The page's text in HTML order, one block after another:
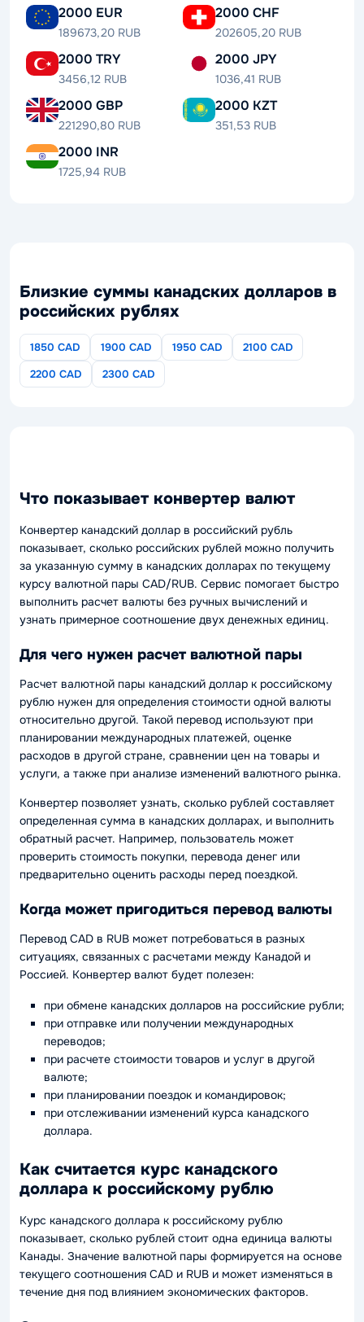
2000 EUR
189673,20 RUB
2000 CHF
202605,20 RUB
2000 TRY
3456,12 RUB
2000 JPY
1036,41 RUB
2000 GBP
221290,80 RUB
2000 KZT
351,53 RUB
2000 INR
1725,94 RUB
Близкие суммы канадских долларов в
российских рублях
1850 CAD 1900 CAD 1950 CAD
2100 CAD
2200 CAD
2300 CAD
Что показывает конвертер валют
Конвертер канадский доллар в российский рубль
показывает, сколько российских рублей можно получить
за указанную сумму в канадских долларах по текущему
курсу валютной пары CAD/RUB. Сервис помогает быстро
выполнить расчет валюты без ручных вычислений и
узнать примерное соотношение двух денежных единиц.
Для чего нужен расчет валютной пары
Расчет валютной пары канадский доллар к российскому
рублю нужен для определения стоимости одной валюты
относительно другой. Такой перевод используют при
планировании международных платежей, оценке
расходов в другой стране, сравнении цен на товары и
услуги, а также при анализе изменений валютного рынка.
Конвертер позволяет узнать, сколько рублей составляет
определенная сумма в канадских долларах, и выполнить
обратный расчет. Например, пользователь может
проверить стоимость покупки, перевода денег или
предварительно оценить расходы перед поездкой.
Когда может пригодиться перевод валюты
Перевод CAD в RUB может потребоваться в разных
ситуациях, связанных с расчетами между Канадой и
Россией. Конвертер валют будет полезен:
при обмене канадских долларов на российские рубли;
при отправке или получении международных
переводов;
при расчете стоимости товаров и услуг в другой
валюте;
при планировании поездок и командировок;
при отслеживании изменений курса канадского
доллара.
Как считается курс канадского
доллара к российскому рублю
Курс канадского доллара к российскому рублю
показывает, сколько рублей стоит одна единица валюты
Канады. Значение валютной пары формируется на основе
текущего соотношения CAD и RUB и может изменяться в
течение дня под влиянием экономических факторов.